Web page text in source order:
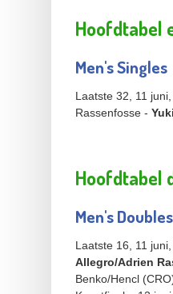
Hoofdtabel
Men's Singles
Laatste 32, 11
Rassenfosse -
Hoofdtabel
Men's Doubles
Laatste 16, 11
Allegro/Adrien
Benko/Hencl